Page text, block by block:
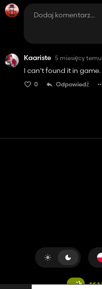
Kaariste 5 miesięcy temu
I can't found it in game.
0 Odpowiedź